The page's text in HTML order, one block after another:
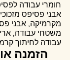
חומרי עבודה
אבני פסיפס
מקרמיקה, אבני
משטחי עבודה,
עבודה לחיתוך
הזמנה